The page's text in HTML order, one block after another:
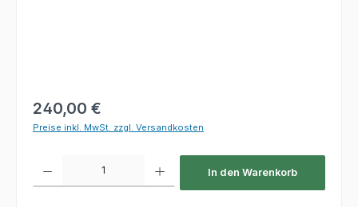
Regulärer Preis:
240,00 €
Preise inkl. MwSt. zzgl. Versandkosten
In den Warenkorb